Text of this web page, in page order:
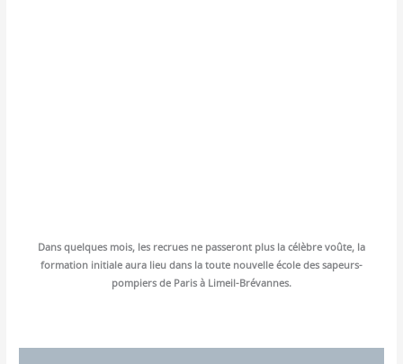
Dans quelques mois, les recrues ne pas­se­ront plus la célèbre voûte, la
for­ma­tion ini­tiale aura lieu dans la toute nou­velle école des sapeurs-
pom­piers de Paris à Limeil-Brévannes.